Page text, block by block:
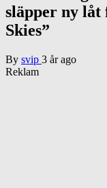
släpper ny låt
Skies”
By svip 3 år ago
Reklam